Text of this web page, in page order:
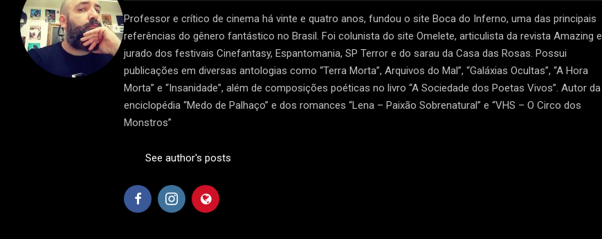
Professor e crítico de cinema há vinte e quatro anos, fundou o site Boca do Inferno, uma das principais
referências do gênero fantástico no Brasil. Foi colunista do site Omelete, articulista da revista Amazing e
jurado dos festivais Cinefantasy, Espantomania, SP Terror e do sarau da Casa das Rosas. Possui
publicações em diversas antologias como “Terra Morta”, Arquivos do Mal”, “Galáxias Ocultas”, “A Hora
Morta” e “Insanidade”, além de composições poéticas no livro “A Sociedade dos Poetas Vivos”. Autor da
enciclopédia “Medo de Palhaço” e dos romances “Lena – Paixão Sobrenatural” e “VHS – O Circo dos
Monstros”
See author's posts